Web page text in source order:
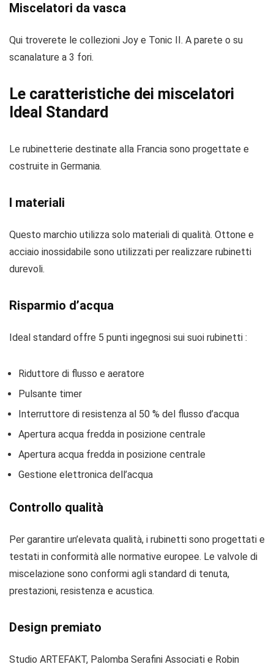
Miscelatori da vasca
Qui troverete le collezioni Joy e Tonic II. A parete o su
scanalature a 3 fori.
Le caratteristiche dei miscelatori
Ideal Standard
Le rubinetterie destinate alla Francia sono progettate e
costruite in Germania.
I materiali
Questo marchio utilizza solo materiali di qualità. Ottone e
acciaio inossidabile sono utilizzati per realizzare rubinetti
durevoli.
Risparmio d’acqua
Ideal standard offre 5 punti ingegnosi sui suoi rubinetti :
Riduttore di flusso e aeratore
Pulsante timer
Interruttore di resistenza al 50 % del flusso d’acqua
Apertura acqua fredda in posizione centrale
Apertura acqua fredda in posizione centrale
Gestione elettronica dell’acqua
Controllo qualità
Per garantire un’elevata qualità, i rubinetti sono progettati e
testati in conformità alle normative europee. Le valvole di
miscelazione sono conformi agli standard di tenuta,
prestazioni, resistenza e acustica.
Design premiato
Studio ARTEFAKT, Palomba Serafini Associati e Robin